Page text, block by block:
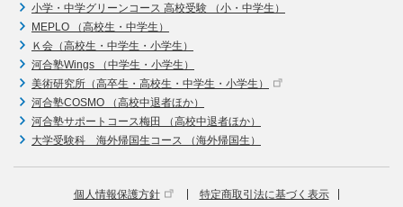
小学・中学グリーンコース 高校受験 （小・中学生）
MEPLO （高校生・中学生）
Ｋ会（高校生・中学生・小学生）
河合塾Wings （中学生・小学生）
美術研究所（高卒生・高校生・中学生・小学生）
河合塾COSMO （高校中退者ほか）
河合塾サポートコース梅田 （高校中退者ほか）
大学受験科 海外帰国生コース （海外帰国生）
個人情報保護方針 特定商取引法に基づく表示